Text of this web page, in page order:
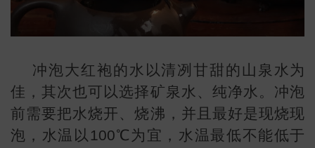
冲泡大红袍的水以清冽甘甜的山泉水为
佳，其次也可以选择矿泉水、纯净水。冲泡
前需要把水烧开、烧沸，并且最好是现烧现
泡，水温以100℃为宜，水温最低不能低于